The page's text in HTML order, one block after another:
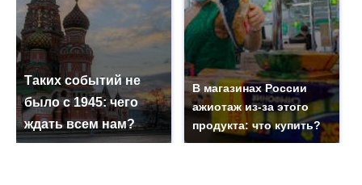
Таких событий не
было с 1945: чего
ждать всем нам?
В магазинах России
ажиотаж из-за этого
продукта: что купить?